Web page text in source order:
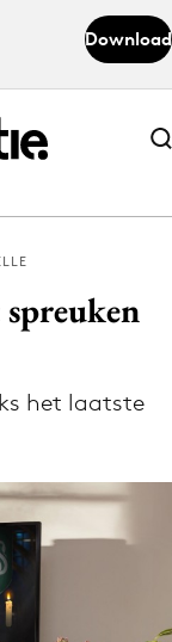
Download
Abonneer nu
Abonneer nu
Adformatie
het laatste